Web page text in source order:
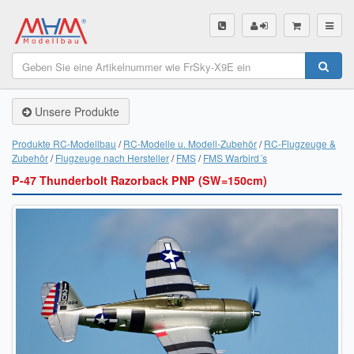
SHOP
Unsere Produkte
Servo Finder
BL-Motor Finder
Schiffsschrauben Finder
Luftschrauben Finder
Sendungsverfolgung DHL
Unsere Produkte
Produkte RC-Modellbau RC-Modelle u. Modell-Zubehör RC-Flugzeuge &
Zubehör Flugzeuge nach Hersteller FMS FMS Warbird´s
P-47 Thunderbolt Razorback PNP (SW=150cm)